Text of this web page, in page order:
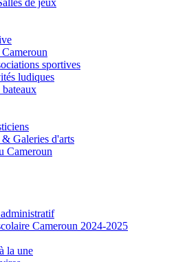
de jeux
sportives
ludiques
Galeries d'arts
Cameroun
Cameroun 2024-2025
la une